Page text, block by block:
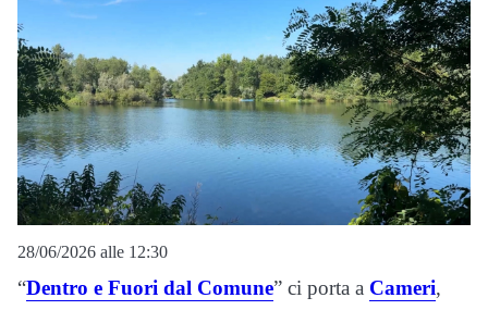
28/06/2026 alle 12:30
“Dentro e Fuori dal Comune” ci porta a Cameri,